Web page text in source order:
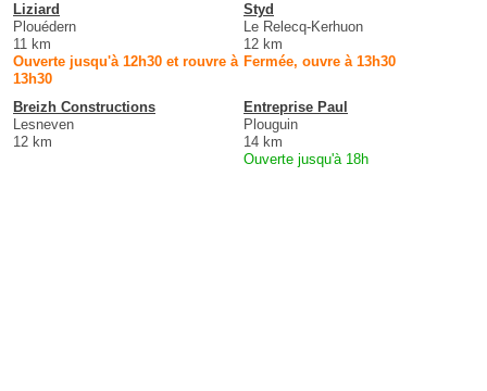
Liziard
Plouédern
11 km
Ouverte jusqu'à 12h30 et rouvre à
13h30
Styd
Le Relecq-Kerhuon
12 km
Fermée, ouvre à 13h30
Breizh Constructions
Lesneven
12 km
Entreprise Paul
Plouguin
14 km
Ouverte jusqu'à 18h